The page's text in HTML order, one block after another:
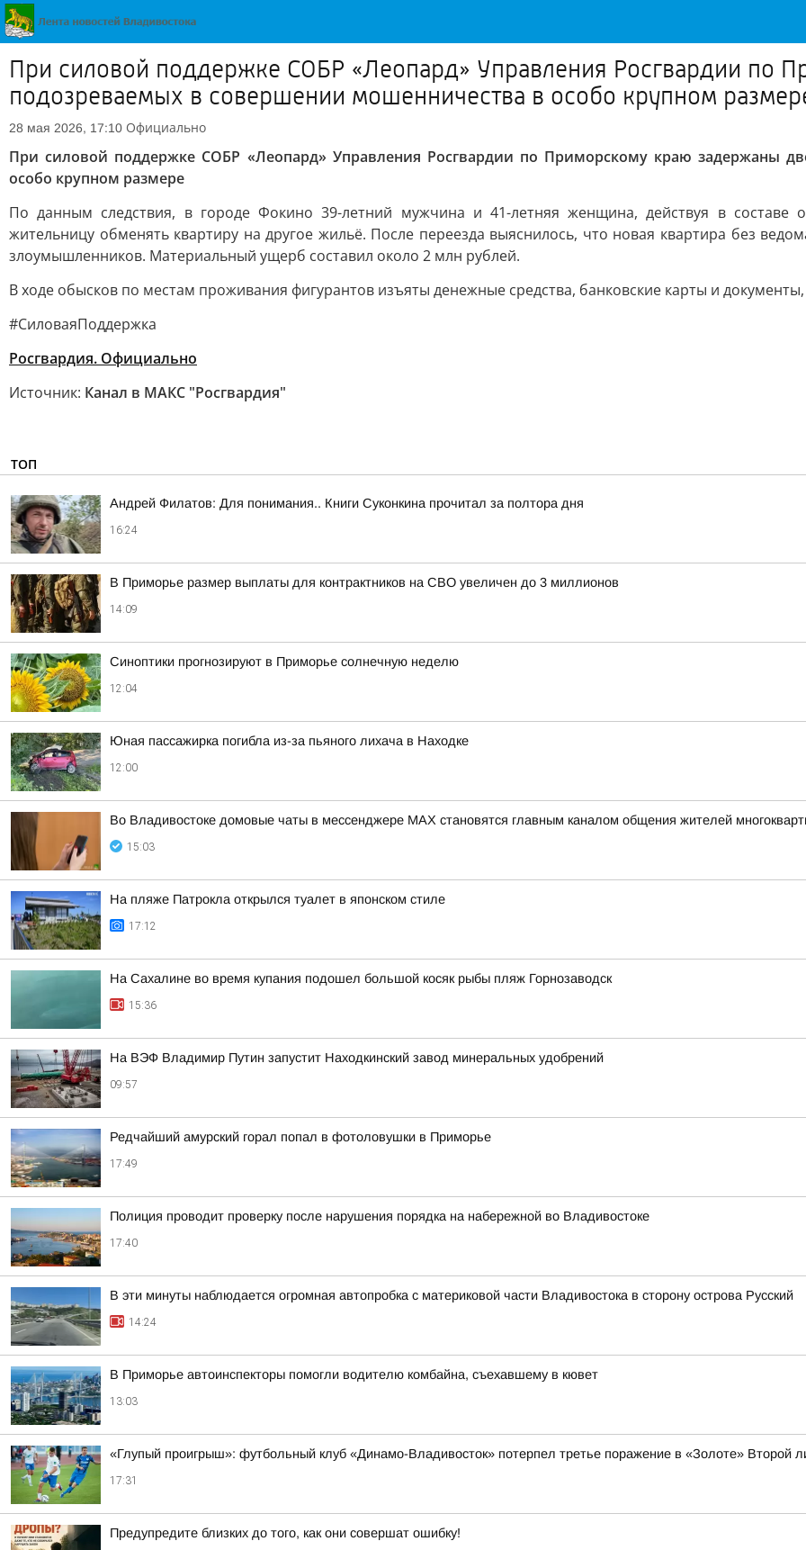
При силовой поддержке СОБР «Леопард» Управления Росгвардии по
подозреваемых в совершении мошенничества в особо крупном
28 мая 2026, 17:10 Официально
При силовой поддержке СОБР «Леопард» Управления Росгвардии по Приморскому краю задержаны
особо крупном размере
По данным следствия, в городе Фокино 39-летний мужчина и 41-летняя женщина, действуя в составе
жительницу обменять квартиру на другое жильё. После переезда выяснилось, что новая квартира без
злоумышленников. Материальный ущерб составил около 2 млн рублей.
В ходе обысков по местам проживания фигурантов изъяты денежные средства, банковские карты и
#СиловаяПоддержка
Росгвардия. Официально
Источник: Канал в МАКС "Росгвардия"
ТОП
Андрей Филатов: Для понимания.. Книги Суконкина прочитал за полтора дня
16:24
В Приморье размер выплаты для контрактников на СВО увеличен до 3 миллионов
14:09
Синоптики прогнозируют в Приморье солнечную неделю
12:04
Юная пассажирка погибла из-за пьяного лихача в Находке
12:00
Во Владивостоке домовые чаты в мессенджере МАХ становятся главным каналом общения жителей
15:03
На пляже Патрокла открылся туалет в японском стиле
17:12
На Сахалине во время купания подошел большой косяк рыбы пляж Горнозаводск
15:36
На ВЭФ Владимир Путин запустит Находкинский завод минеральных удобрений
09:57
Редчайший амурский горал попал в фотоловушки в Приморье
17:49
Полиция проводит проверку после нарушения порядка на набережной во Владивостоке
17:40
В эти минуты наблюдается огромная автопробка с материковой части Владивостока в сторону острова Русский
14:24
В Приморье автоинспекторы помогли водителю комбайна, съехавшему в кювет
13:03
«Глупый проигрыш»: футбольный клуб «Динамо-Владивосток» потерпел третье поражение в «Золоте» Второй
17:31
Предупредите близких до того, как они совершат ошибку!